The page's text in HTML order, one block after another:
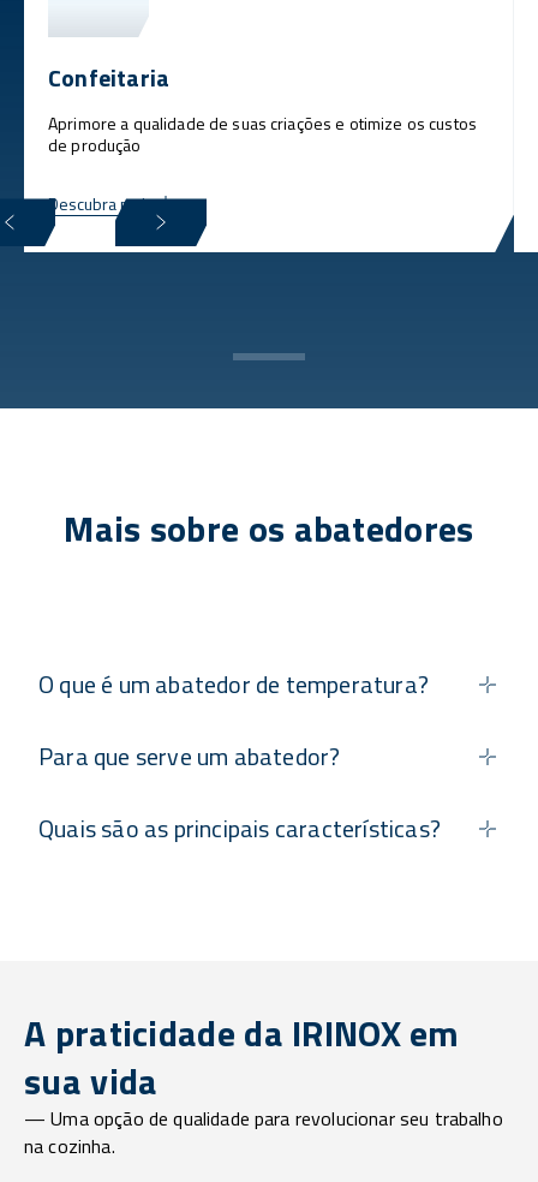
Confeitaria
Aprimore a qualidade de suas criações e otimize os custos
de produção
Descubra mais
Mais sobre os abatedores
O que é um abatedor de temperatura?
Para que serve um abatedor?
Quais são as principais características?
A praticidade da IRINOX em
sua vida
— Uma opção de qualidade para revolucionar seu trabalho
na cozinha.